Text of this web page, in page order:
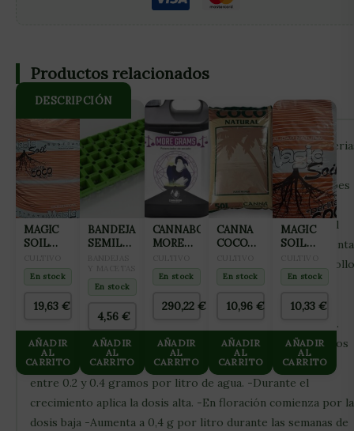
DESCRIPCIÓN
Microbes de Biobizz es un aditivo a base de enzimas,
y hongos beneficiosos para usar en todo tipo de sustrato
durante el crecimiento y la floración. BENEFICIOS: Microbes
lleva la microvida que se desarrolla naturalmente en los
cultivos en suelo a tus macetas. Estimula la germinación, el
desarrollo inicial de la plántula y la fase de floración. Aumenta
la absorción de nutrientes lo que genera un mayor desarrollo
y producción final. Los microorganismos incluidos en
Microbes impulsan la producción de hormonas vegetales
propias de la planta como giberelinas o ácido indolacético.
Aporta las 4 bacterias más útiles para la recuperación de los
sustratos. MODO DE EMPLEO: -1 vez a la semana aplicar
entre 0.2 y 0.4 gramos por litro de agua. -Durante el
crecimiento aplica la dosis alta. -En floración comienza por la
dosis baja -Aumenta a 0,4 g por litro durante las semanas de
Productos relacionados
MAGIC
SOIL
PROLED
CON
105L
En stock
19,63 €
AÑADIR
AL
CARRITO
BANDEJA
SEMILLERO
GERMINACIÓN
24
En stock
4,56€
AÑADIR
AL
CARRITO
CANNABOOM
MORE
5L
En stock
290,22 €
AÑADIR
AL
CARRITO
CANNA
COCO
50L
En stock
10,96 €
AÑADIR
AL
CARRITO
MAGIC
SOIL
PROLED
CON
50L
En stock
10,33€
AÑADIR
AL
CARRITO